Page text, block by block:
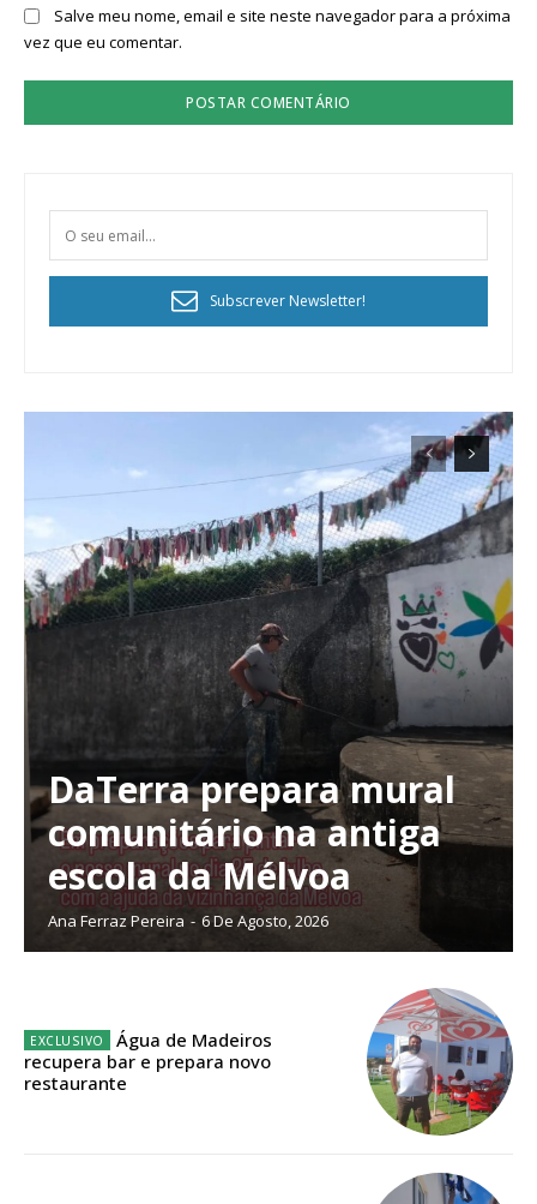
Planos de Assinatura
Faça-se assinante do Região de Cister e ajude-nos a manter este serviço
público!
Sendo assinante terá acesso a todos os conteúdos exclusivos e versões
Salve meu nome, email e site neste navegador para a próxima
vez que eu comentar.
Subscrever Newsletter!
DaTerra prepara mural
comunitário na antiga
escola da Mélvoa
Ana Ferraz Pereira - 6 De Agosto, 2026
Água de Madeiros
recupera bar e prepara novo
restaurante